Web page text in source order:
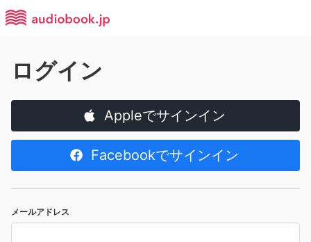
ログイン
Appleでサインイン
Facebookでサインイン
メールアドレス